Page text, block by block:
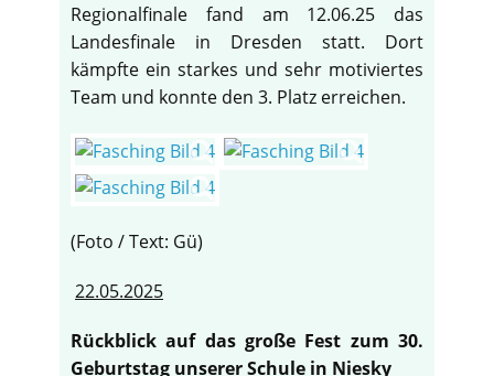
Regionalfinale fand am 12.06.25 das
Landesfinale in Dresden statt. Dort
kämpfte ein starkes und sehr motiviertes
Team und konnte den 3. Platz erreichen.
(Foto / Text: Gü)
22.05.2025
Rückblick auf das große Fest zum 30.
Geburtstag unserer Schule in Niesky